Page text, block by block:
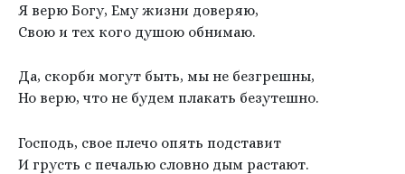
Я верю Богу, Ему жизни доверяю,
Свою и тех кого душою обнимаю.
Да, скорби могут быть, мы не безгрешны,
Но верю, что не будем плакать безутешно.
Господь, свое плечо опять подставит
И грусть с печалью словно дым растают.